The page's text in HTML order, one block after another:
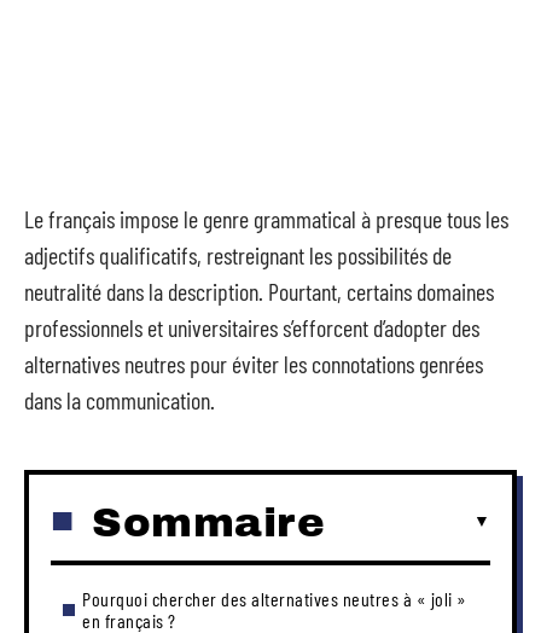
Le français impose le genre grammatical à presque tous les
adjectifs qualificatifs, restreignant les possibilités de
neutralité dans la description. Pourtant, certains domaines
professionnels et universitaires s’efforcent d’adopter des
alternatives neutres pour éviter les connotations genrées
dans la communication.
Sommaire
Pourquoi chercher des alternatives neutres à « joli »
en français ?